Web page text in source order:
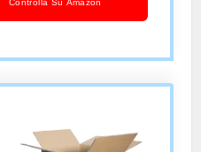
Controlla Su Amazon